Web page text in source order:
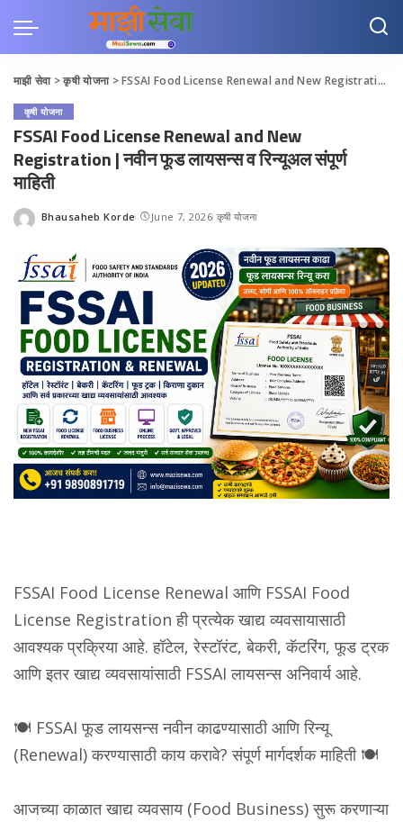
माझी सेवा>कृषी योजना>FSSAI Food License Renewal and New Registration | नवीन फूड लायसन्स व रिन्यूअल संपूर्ण माहिती
कृषी योजना
FSSAI Food License Renewal and New
Registration | नवीन फूड लायसन्स व रिन्यूअल संपूर्ण
माहिती
Posted
Bhausaheb Korde June 7, 2026 कृषी योजना
FSSAI Food License Renewal आणि FSSAI Food
License Registration ही प्रत्येक खाद्य व्यवसायासाठी
आवश्यक प्रक्रिया आहे. हॉटेल, रेस्टॉरंट, बेकरी, कॅटरिंग, फूड ट्रक
आणि इतर खाद्य व्यवसायांसाठी FSSAI लायसन्स अनिवार्य आहे.
🍽️ FSSAI फूड लायसन्स नवीन काढण्यासाठी आणि रिन्यू
(Renewal) करण्यासाठी काय करावे? संपूर्ण मार्गदर्शक माहिती 🍽️
आजच्या काळात खाद्य व्यवसाय (Food Business) सुरू करणाऱ्या